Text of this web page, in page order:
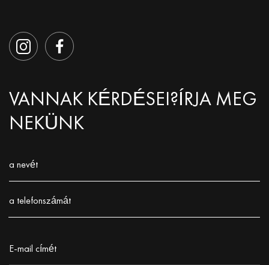
VANNAK KÉRDÉSEI? ÍRJA MEG
NEKÜNK
a nevét
a telefonszámát
E-mail címét